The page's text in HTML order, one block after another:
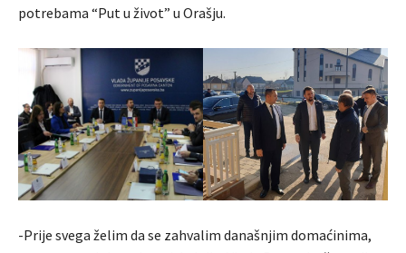
potrebama “Put u život” u Orašju.
-Prije svega želim da se zahvalim današnjim domaćinima,